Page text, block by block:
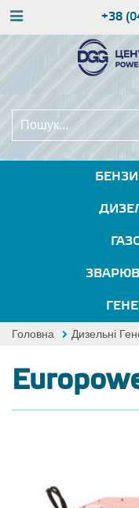
+38
Головна Дизельні